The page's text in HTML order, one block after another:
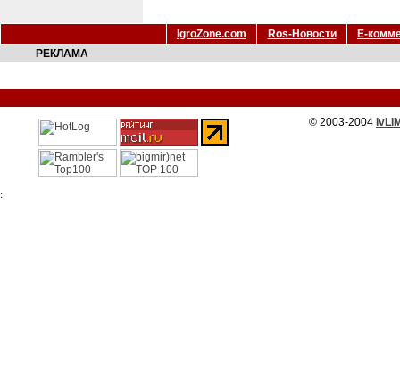
IgroZone.com Ros-Новости
Е-
РЕКЛАМА
© 2003-2004
: